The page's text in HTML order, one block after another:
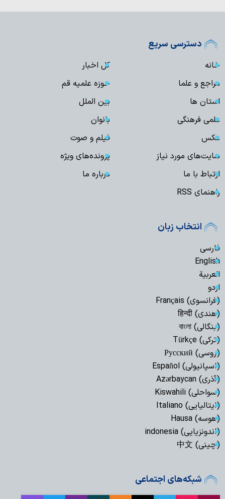
دسترسی سریع
خانه
کل اخبار
مراجع و علما
حوزه علمیه قم
استان ها
بین الملل
علمی فرهنگی
بانوان
عکس
فیلم و صوت
سایت‌های مورد نیاز
پرونده‌های ویژه
ارتباط با ما
درباره ما
راهنمای RSS
انتخاب زبان
فارسی
English
العربیة
اردو
(فرانسوی) Français
(هندی) हिन्दी
(بنگالی) বাংলা
(ترکی) Türkçe
(روسی) Русский
(اسپانیولی) Español
(آذری) Azərbaycan
(سواحلی) Kiswahili
(ایتالیایی) Italiano
(هوسه) Hausa
(اندونزیایی) indonesia
(چینی) 中文
شبکه‌های اجتماعی